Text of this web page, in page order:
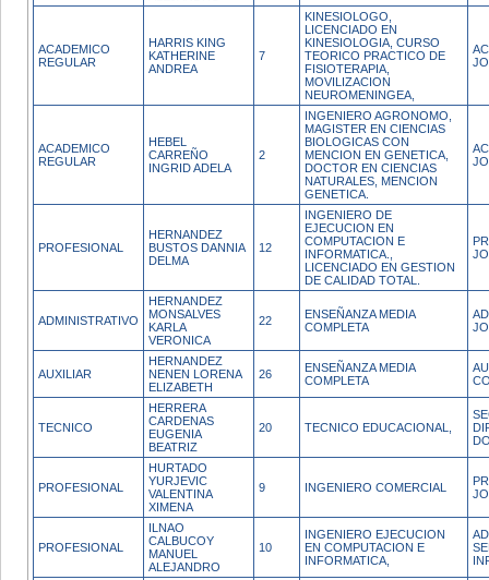
ACADEMICO
REGULAR
HARRIS KING
KATHERINE
ANDREA
7
KINESIOLOGO,
LICENCIADO EN
KINESIOLOGIA, CURSO
TEORICO PRACTICO DE
FISIOTERAPIA,
MOVILIZACION
NEUROMENINGEA,
ACADEMICO
REGULAR
HEBEL
CARREÑO
INGRID ADELA
2
INGENIERO AGRONOMO,
MAGISTER EN CIENCIAS
BIOLOGICAS CON
MENCION EN GENETICA,
DOCTOR EN CIENCIAS
NATURALES, MENCION
GENETICA.
PROFESIONAL
HERNANDEZ
BUSTOS DANNIA
DELMA
12
INGENIERO DE
EJECUCION EN
COMPUTACION E
INFORMATICA.,
LICENCIADO EN GESTION
DE CALIDAD TOTAL.
ADMINISTRATIVO
HERNANDEZ
MONSALVES
KARLA
VERONICA
22
ENSEÑANZA MEDIA
COMPLETA
AUXILIAR
HERNANDEZ
NENEN LORENA
ELIZABETH
26
ENSEÑANZA MEDIA
COMPLETA
TECNICO
HERRERA
CARDENAS
EUGENIA
BEATRIZ
20 TECNICO EDUCACIONAL,
PROFESIONAL
HURTADO
YURJEVIC
VALENTINA
XIMENA
9 INGENIERO COMERCIAL
PROFESIONAL
ILNAO
CALBUCOY
MANUEL
ALEJANDRO
10
INGENIERO EJECUCION
EN COMPUTACION E
INFORMATICA,